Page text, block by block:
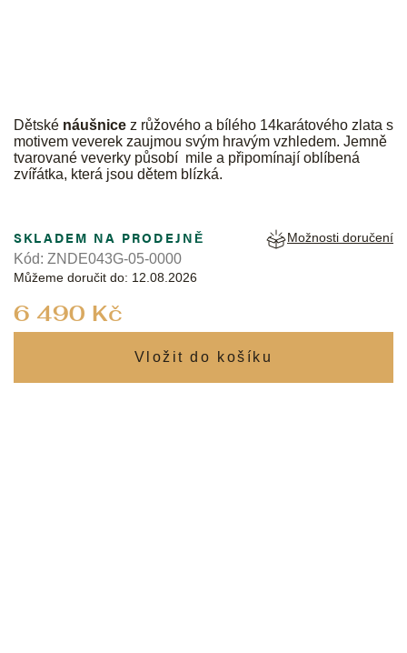
Dětské náušnice z růžového a bílého 14karátového zlata s
motivem veverek zaujmou svým hravým vzhledem. Jemně
tvarované veverky působí mile a připomínají oblíbená
zvířátka, která jsou dětem blízká.
6 490 Kč
SKLADEM NA PRODEJNĚ
Můžeme doručit do: 12.08.2026
Možnosti doručení
Kód: ZNDE043G-05-0000